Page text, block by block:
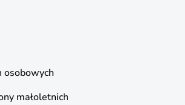
osobowych
małoletnich